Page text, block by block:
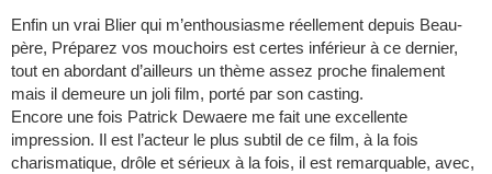
Enfin un vrai Blier qui m’enthousiasme réellement depuis Beau-
père, Préparez vos mouchoirs est certes inférieur à ce dernier,
tout en abordant d’ailleurs un thème assez proche finalement
mais il demeure un joli film, porté par son casting.
Encore une fois Patrick Dewaere me fait une excellente
impression. Il est l’acteur le plus subtil de ce film, à la fois
charismatique, drôle et sérieux à la fois, il est remarquable, avec,